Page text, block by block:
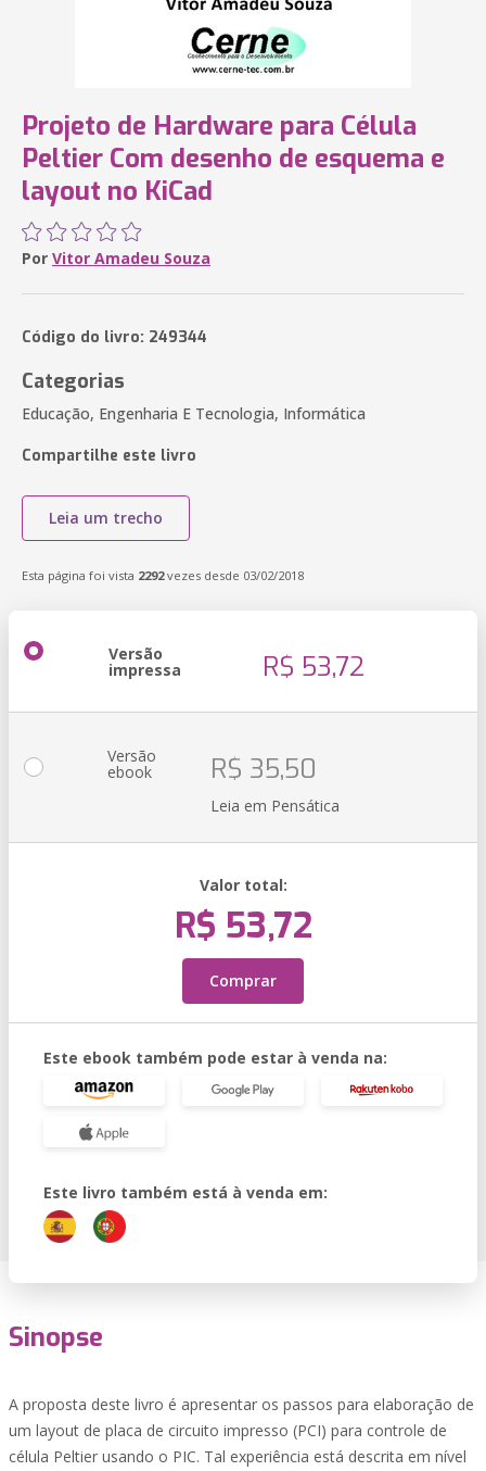
Projeto de Hardware para Célula
Peltier Com desenho de esquema e
layout no KiCad
Por Vitor Amadeu Souza
Código do livro: 249344
Categorias
Educação, Engenharia E Tecnologia, Informática
Compartilhe este livro
Leia um trecho
Esta página foi vista 2292vezes desde 03/02/2018
Versão
impressa R$ 53,72
Versão
ebook R$ 35,50
Leia em Pensática
Valor total:
R$ 53,72
Comprar
Este ebook também pode estar à venda na:
Este livro também está à venda em:
Sinopse
A proposta deste livro é apresentar os passos para elaboração de
um layout de placa de circuito impresso (PCI) para controle de
célula Peltier usando o PIC. Tal experiência está descrita em nível